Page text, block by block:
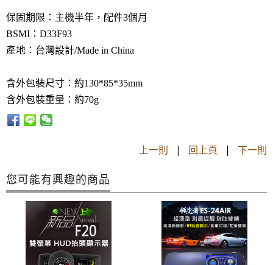
保固期限：主機半年，配件3個月
BSMI：D33F93
產地：台灣設計/Made in China
含外包裝尺寸：約130*85*35mm
含外包裝重量：約70g
上一則 | 回上頁 | 下一則
您可能有興趣的商品